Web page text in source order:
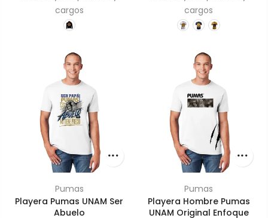
cargos
cargos
Pumas
Playera Pumas UNAM Ser
Abuelo
Pumas
Playera Hombre Pumas
UNAM Original Enfoque